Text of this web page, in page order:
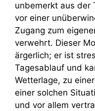
unbemerkt aus der
vor einer
Zugang zum
verwehrt. Dieser
ärgerlich; er ist
Tagesablauf und
Wetterlage, zu
einer solchen
und vor allem